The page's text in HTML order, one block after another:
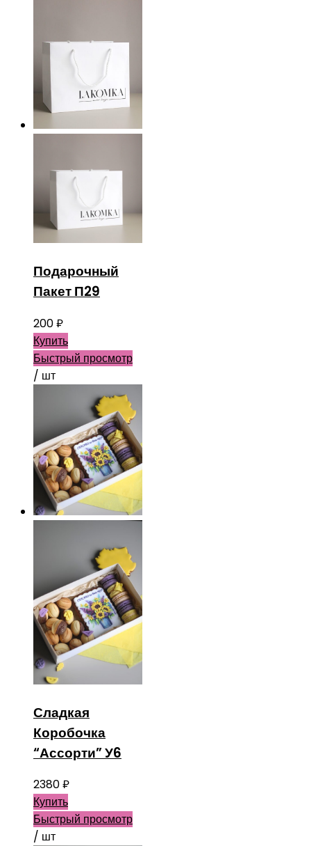
Подарочный
Пакет П29
200₽
Купить
Быстрый просмотр
/ шт
Сладкая
Коробочка
“Ассорти” У6
2380₽
Купить
Быстрый просмотр
/ шт